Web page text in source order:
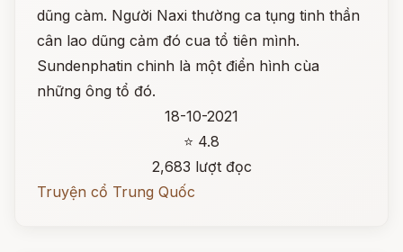
dũng càm. Người Naxi thường ca tụng tinh thần
cân lao dũng cảm đó cua tổ tiên mình.
Sundenphatin chinh là một điển hình cùa
những ông tổ đó.
18-10-2021
⭐ 4.8
2,683 lượt đọc
Truyện cổ Trung Quốc